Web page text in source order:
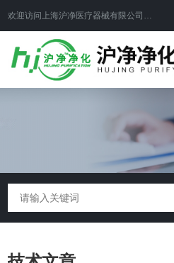
欢迎访问上海沪净医疗器械有限公司网站！